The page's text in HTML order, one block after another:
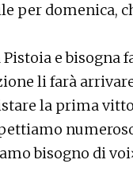
per domenica,
e bisogna
li farà
la prima
bisogno di